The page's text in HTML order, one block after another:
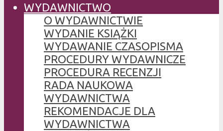
WYDAWNICTWO
O WYDAWNICTWIE
WYDANIE KSIĄŻKI
WYDAWANIE CZASOPISMA
PROCEDURY WYDAWNICZE
PROCEDURA RECENZJI
RADA NAUKOWA
WYDAWNICTWA
REKOMENDACJE DLA
WYDAWNICTWA